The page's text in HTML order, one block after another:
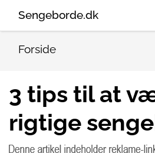
Sengeborde.dk
Forside
3 tips til at
rigtige